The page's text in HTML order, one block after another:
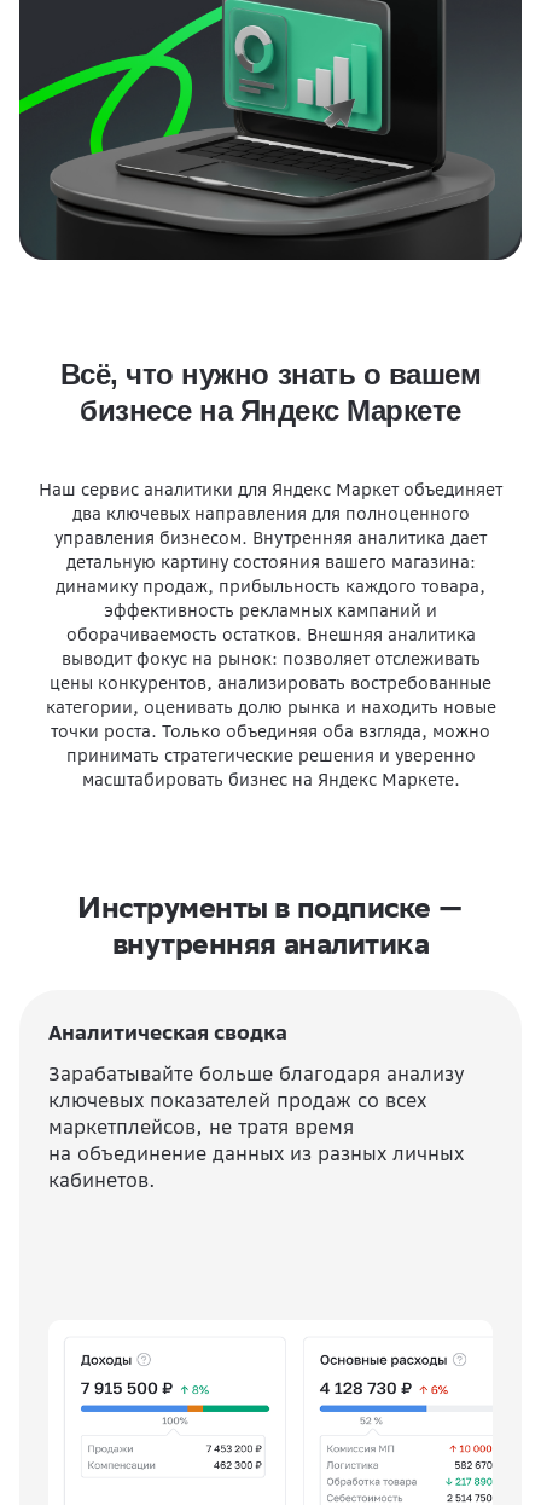
Всё, что нужно знать о вашем
бизнесе на Яндекс Маркете
Наш сервис аналитики для Яндекс Маркет объединяет
два ключевых направления для полноценного
управления бизнесом. Внутренняя аналитика дает
детальную картину состояния вашего магазина:
динамику продаж, прибыльность каждого товара,
эффективность рекламных кампаний и
оборачиваемость остатков. Внешняя аналитика
выводит фокус на рынок: позволяет отслеживать
цены конкурентов, анализировать востребованные
категории, оценивать долю рынка и находить новые
точки роста. Только объединяя оба взгляда, можно
принимать стратегические решения и уверенно
масштабировать бизнес на Яндекс Маркете.
Инструменты в подписке —
внутренняя аналитика
Аналитическая сводка
Зарабатывайте больше благодаря анализу
ключевых показателей продаж со всех
маркетплейсов, не тратя время
на объединение данных из разных личных
кабинетов.